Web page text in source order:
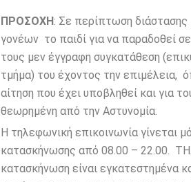
ΠΡΟΣΟΧΗ: Σε περίπτωση
γονέων το παιδί για να παραδοθεί
τους μεν έγγραφη συγκατάθεση
τμήμα) του έχοντος την επιμέλεια,
αίτηση που έχει υποβληθεί και για
θεωρημένη από την Αστυνομία.
Η τηλεφωνική επικοινωνία γίνεται
κατασκήνωσης από 08.00 – 22.00.
κατασκήνωση είναι εγκατεστημένα